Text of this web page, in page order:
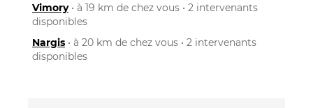
Vimory• à 19 km de chez vous • 2 intervenants
disponibles
Nargis • à 20 km de chez vous • 2 intervenants
disponibles